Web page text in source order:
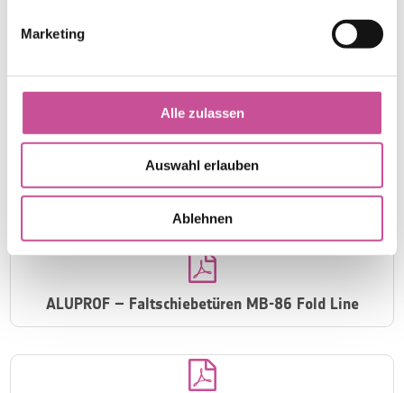
Marketing
Alle zulassen
Auswahl erlauben
Ablehnen
ALUPROF MB-77HS - Broschüre

ALUPROF MB-SR50N - Broschüre

ALUPROF – Faltschiebetüren MB-86 Fold Line
